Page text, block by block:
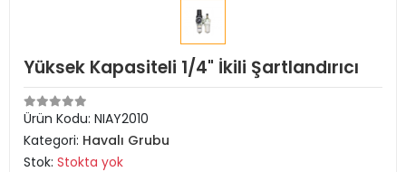
Yüksek Kapasiteli 1/4" İkili Şartlandırıcı
Ürün Kodu: NIAY2010
Kategori: Havalı Grubu
Stok: Stokta yok